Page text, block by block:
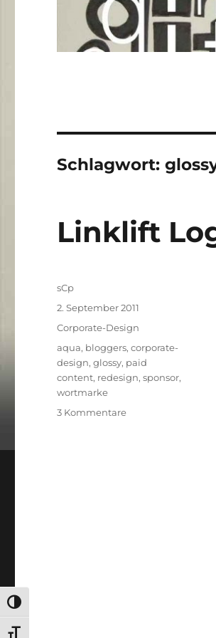
UMSCHALTEN AUF HOHE
Schlagwort:
Linklift
Autor
sCp
Veröffentlicht
2. September 2011
Kategorien
Corporate-Design
Schlagwörter
aqua, bloggers,corporate-
design,glossy, paid
content, redesign,sponsor,
wortmarke
3 Kommentarezu